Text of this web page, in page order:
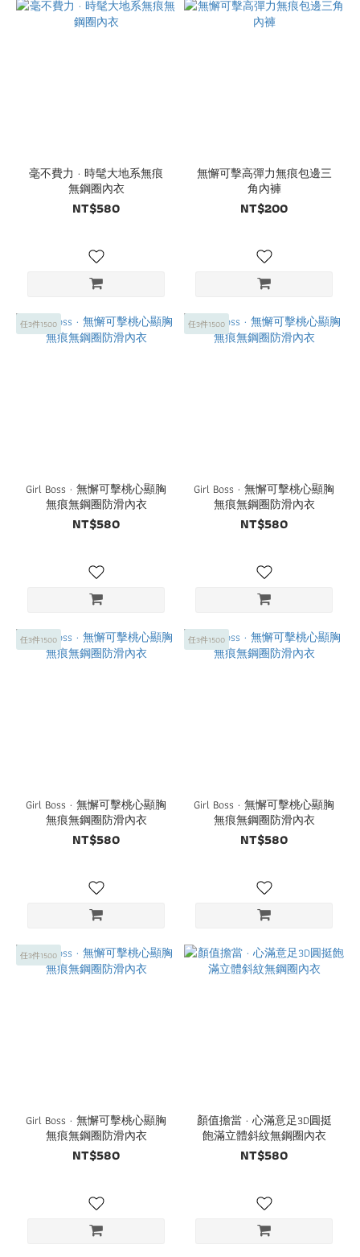
毫不費力 · 時髦大地系無痕
無鋼圈內衣
NT$580
無懈可擊高彈力無痕包邊三
角內褲
NT$200
任3件1500
Girl Boss · 無懈可擊桃心顯胸
無痕無鋼圈防滑內衣
NT$580
任3件1500
Girl Boss · 無懈可擊桃心顯胸
無痕無鋼圈防滑內衣
NT$580
任3件1500
Girl Boss · 無懈可擊桃心顯胸
無痕無鋼圈防滑內衣
NT$580
任3件1500
Girl Boss · 無懈可擊桃心顯胸
無痕無鋼圈防滑內衣
NT$580
任3件1500
Girl Boss · 無懈可擊桃心顯胸
無痕無鋼圈防滑內衣
NT$580
顏值擔當 · 心滿意足3D圓挺
飽滿立體斜紋無鋼圈內衣
NT$580